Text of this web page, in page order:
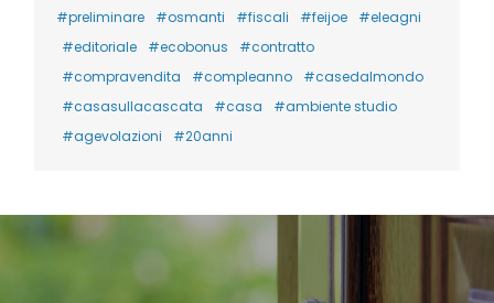
#preliminare #osmanti #fiscali #feijoe
#eleagni
#editoriale
#ecobonus
#contratto
#compravendita
#compleanno
#casedalmondo
#casasullacascata
#casa
#ambiente studio
#agevolazioni
#20anni